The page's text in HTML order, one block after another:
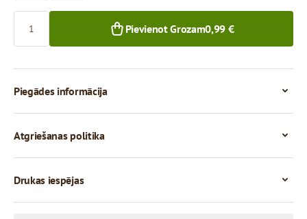
Pievienot Grozam0,99 €
Piegādes informācija
Atgriešanas politika
Drukas iespējas